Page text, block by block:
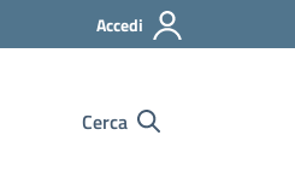
Accedi
Cerca